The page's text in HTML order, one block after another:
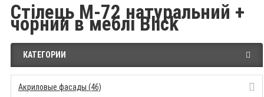
Стілець M-72 натуральний +
чорний в меблі Blick
КАТЕГОРИИ
Акриловые фасады (46)